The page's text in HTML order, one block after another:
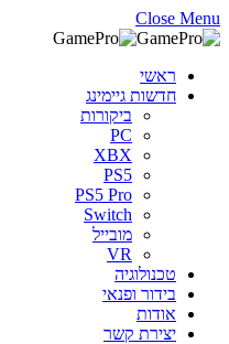
Close Menu
ראשי
חדשות גיימינג
ביקורות
PC
XBX
PS5
PS5 Pro
Switch
מובייל
VR
טכנולוגיה
בידור ופנאי
אודות
יצירת קשר